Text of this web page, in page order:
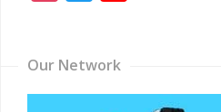
Our Network